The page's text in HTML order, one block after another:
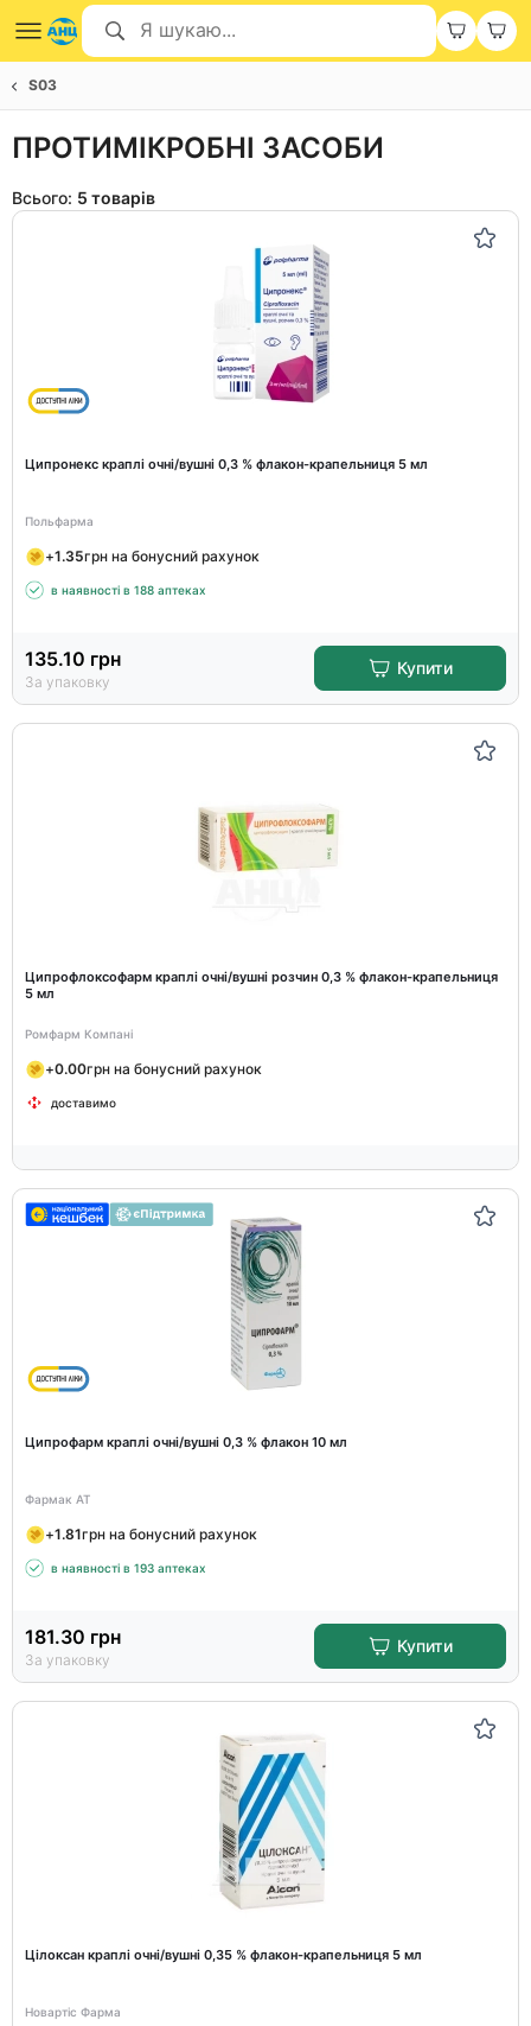
S03
ПРОТИМІКРОБНІ ЗАСОБИ
Всього: 5 товарів
Ципронекс краплі очні/вушні 0,3 % флакон-крапельниця 5 мл
Польфарма
+1.35грн на бонусний рахунок
в наявності в 188 аптеках
135.10 грн
За упаковку
Купити
Ципрофлоксофарм краплі очні/вушні розчин 0,3 % флакон-крапельниця
5 мл
Ромфарм Компані
+0.00грн на бонусний рахунок
доставимо
Ципрофарм краплі очні/вушні 0,3 % флакон 10 мл
Фармак АТ
+1.81грн на бонусний рахунок
в наявності в 193 аптеках
181.30 грн
За упаковку
Купити
Цілоксан краплі очні/вушні 0,35 % флакон-крапельниця 5 мл
Новартіс Фарма